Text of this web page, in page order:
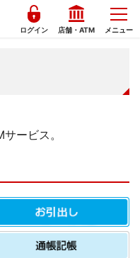
ログイン 店舗・ATM メニュー
ービス。